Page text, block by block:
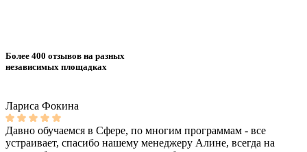
Более 400 отзывов на разных
независимых площадках
Лариса Фокина
Давно обучаемся в Сфере, по многим программам - все
устраивает, спасибо нашему менеджеру Алине, всегда на